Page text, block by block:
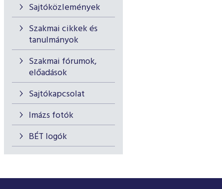
Sajtóközlemények
Szakmai cikkek és
tanulmányok
Szakmai fórumok,
előadások
Sajtókapcsolat
Imázs fotók
BÉT logók